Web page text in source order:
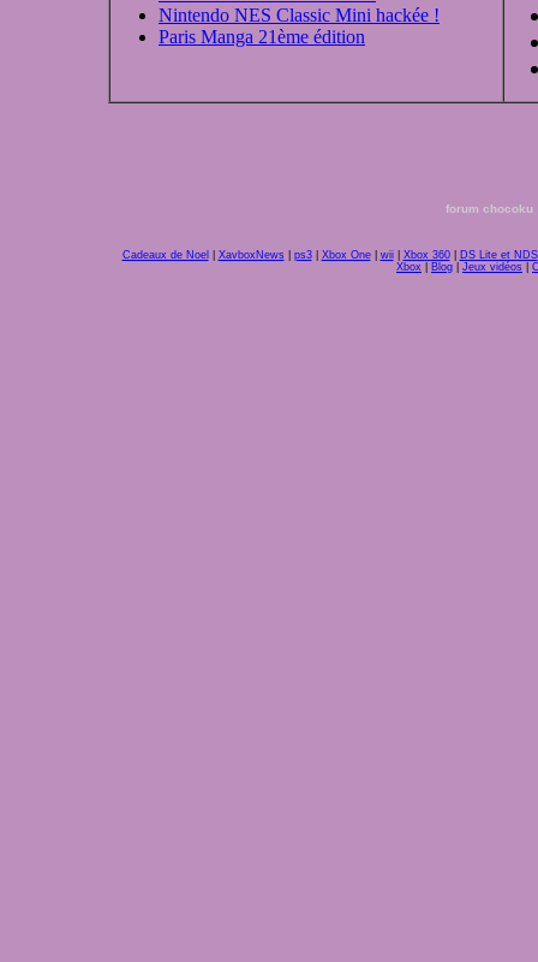
Nintendo NES Classic Mini hackée !
Paris Manga 21ème édition
forum chocoku
Cadeaux de Noel XavboxNews ps3| Xbox One| wii| Xbox 360| DS Lite et NDS
Xbox
Blog Jeux vidéos